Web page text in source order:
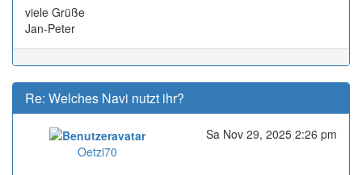
viele Grüße
Jan-Peter
Re: Welches Navi nutzt ihr?
Oetzi70Online
Sa Nov 29, 2025 2:26 pm